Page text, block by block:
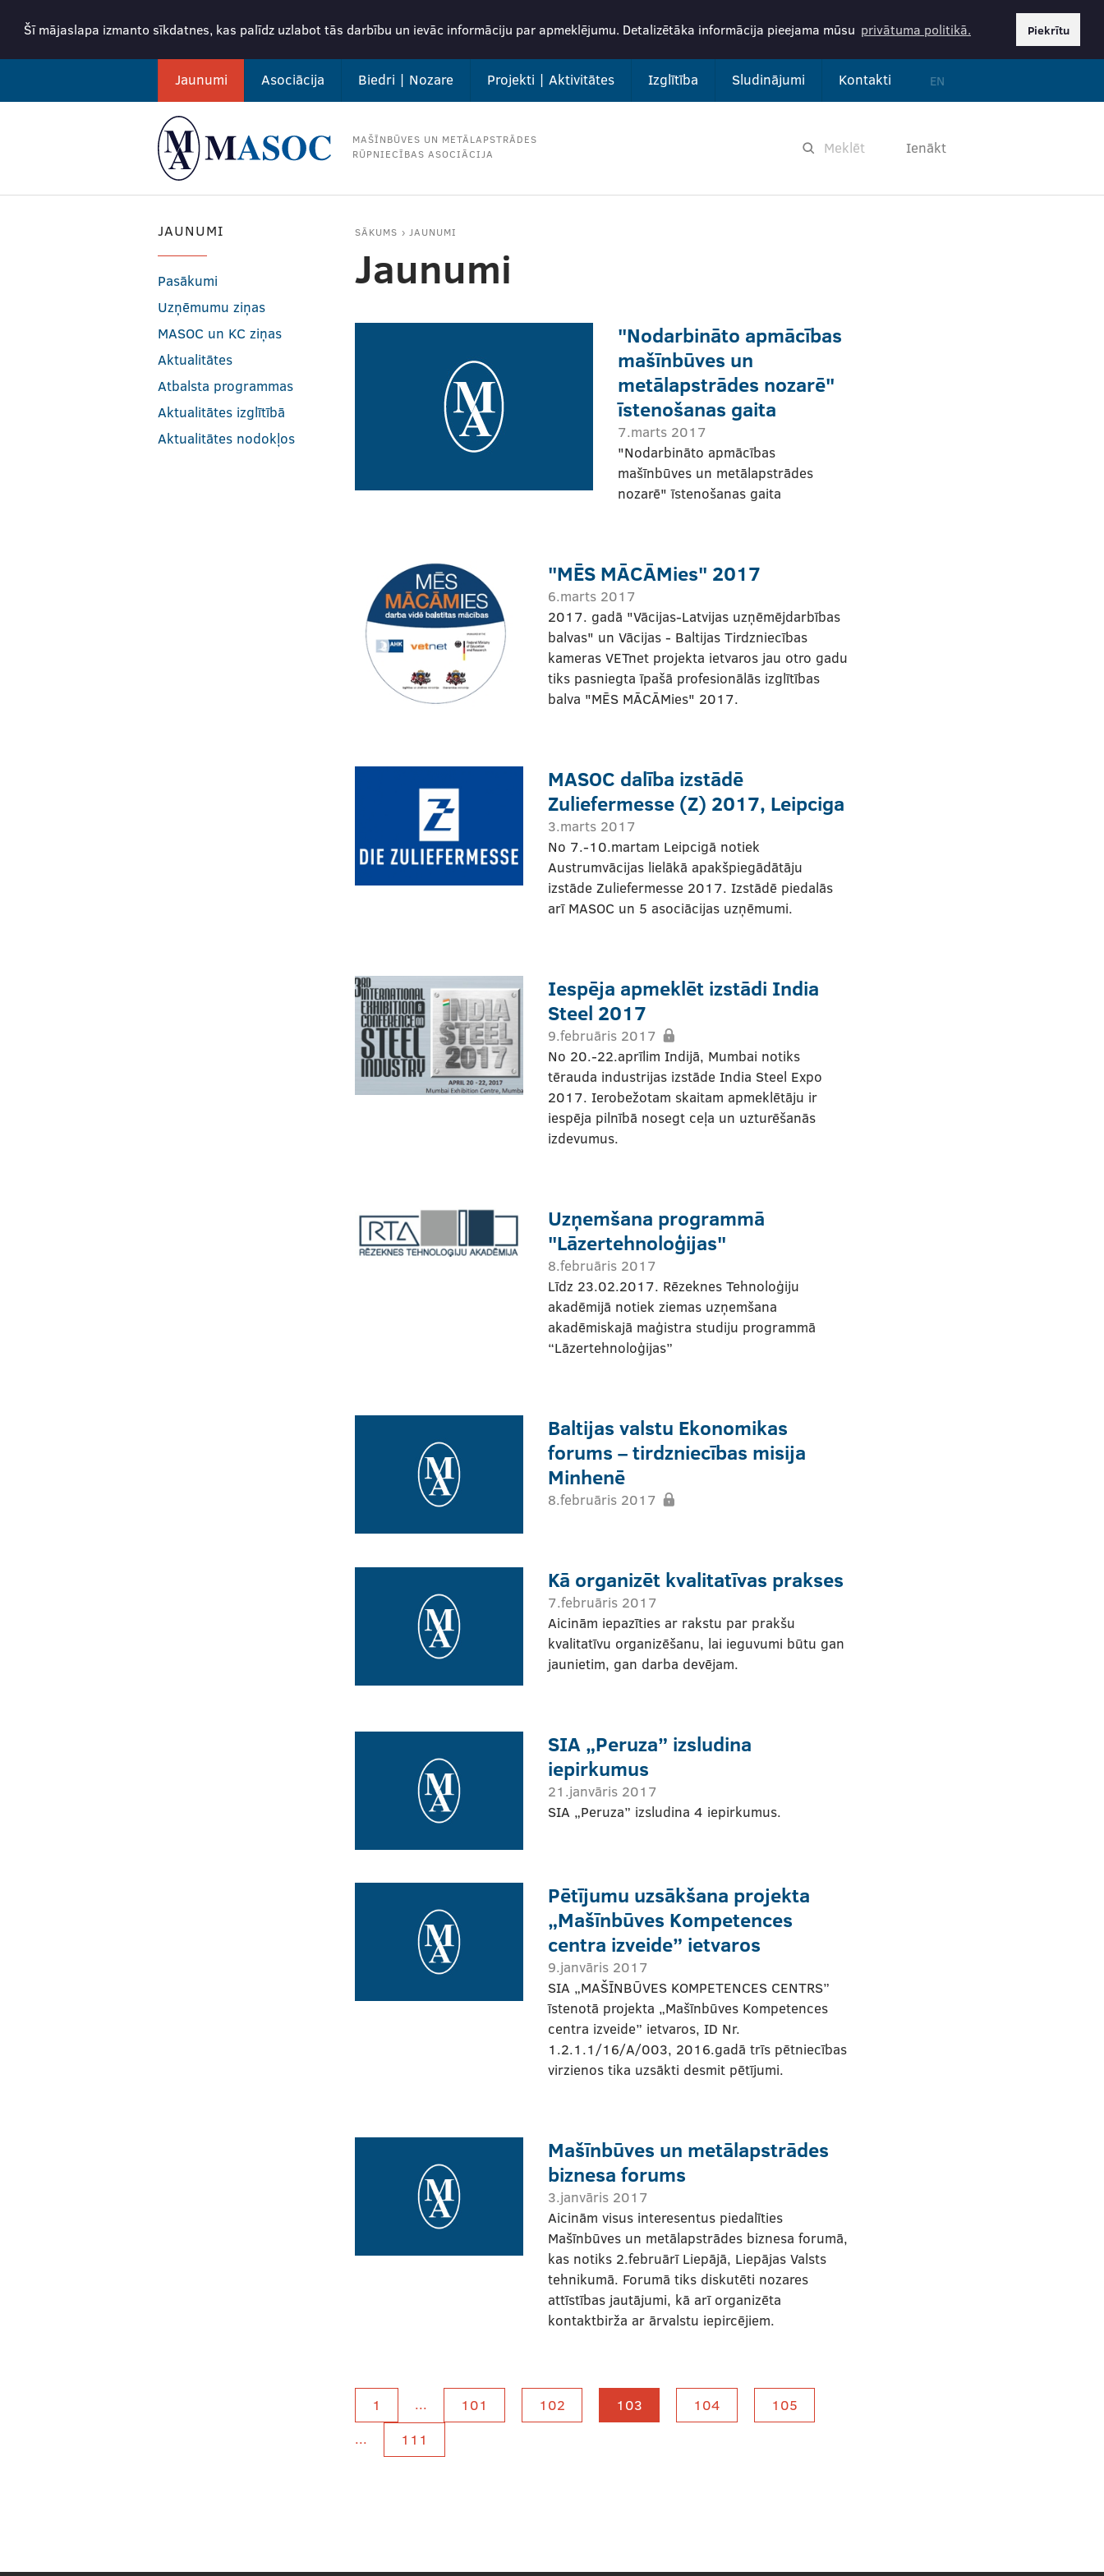
Šī mājaslapa izmanto sīkdatnes, kas palīdz uzlabot tās darbību un ievāc informāciju par apmeklējumu. Detalizētāka informācija pieejama mūsu privātuma politikā. Piekrītu
Jaunumi Asociācija Biedri | Nozare Projekti | Aktivitātes Izglītība Sludinājumi Kontakti EN
MAŠĪNBŪVES UN METĀLAPSTRĀDES
RŪPNIECĪBAS ASOCIĀCIJA
Ienākt
SĀKUMS JAUNUMI
Jaunumi
"Nodarbināto apmācības
mašīnbūves un
metālapstrādes nozarē"
īstenošanas gaita
7.marts 2017
"Nodarbināto apmācības
mašīnbūves un metālapstrādes
nozarē" īstenošanas gaita
"MĒS MĀCĀMies" 2017
6.marts 2017
2017. gadā "Vācijas-Latvijas uzņēmējdarbības
balvas" un Vācijas - Baltijas Tirdzniecības
kameras VETnet projekta ietvaros jau otro gadu
tiks pasniegta īpašā profesionālās izglītības
balva "MĒS MĀCĀMies" 2017.
MASOC dalība izstādē
Zuliefermesse (Z) 2017, Leipciga
3.marts 2017
No 7.-10.martam Leipcigā notiek
Austrumvācijas lielākā apakšpiegādātāju
izstāde Zuliefermesse 2017. Izstādē piedalās
arī MASOC un 5 asociācijas uzņēmumi.
Iespēja apmeklēt izstādi India
Steel 2017
9.februāris 2017
No 20.-22.aprīlim Indijā, Mumbai notiks
tērauda industrijas izstāde India Steel Expo
2017. Ierobežotam skaitam apmeklētāju ir
iespēja pilnībā nosegt ceļa un uzturēšanās
izdevumus.
Uzņemšana programmā
"Lāzertehnoloģijas"
8.februāris 2017
Līdz 23.02.2017. Rēzeknes Tehnoloģiju
akadēmijā notiek ziemas uzņemšana
akadēmiskajā maģistra studiju programmā
“Lāzertehnoloģijas”
Baltijas valstu Ekonomikas
forums – tirdzniecības misija
Minhenē
8.februāris 2017
Kā organizēt kvalitatīvas prakses
7.februāris 2017
Aicinām iepazīties ar rakstu par prakšu
kvalitatīvu organizēšanu, lai ieguvumi būtu gan
jaunietim, gan darba devējam.
SIA „Peruza” izsludina
iepirkumus
21.janvāris 2017
SIA „Peruza” izsludina 4 iepirkumus.
Pētījumu uzsākšana projekta
„Mašīnbūves Kompetences
centra izveide” ietvaros
9.janvāris 2017
SIA „MAŠĪNBŪVES KOMPETENCES CENTRS”
īstenotā projekta „Mašīnbūves Kompetences
centra izveide” ietvaros, ID Nr.
1.2.1.1/16/A/003, 2016.gadā trīs pētniecības
virzienos tika uzsākti desmit pētījumi.
Mašīnbūves un metālapstrādes
biznesa forums
3.janvāris 2017
Aicinām visus interesentus piedalīties
Mašīnbūves un metālapstrādes biznesa forumā,
kas notiks 2.februārī Liepājā, Liepājas Valsts
tehnikumā. Forumā tiks diskutēti nozares
attīstības jautājumi, kā arī organizēta
kontaktbirža ar ārvalstu iepircējiem.
1 ... 101 102 103 104
105
...
111
JAUNUMI
Pasākumi
Uzņēmumu ziņas
MASOC un KC ziņas
Aktualitātes
Atbalsta programmas
Aktualitātes izglītībā
Aktualitātes nodokļos